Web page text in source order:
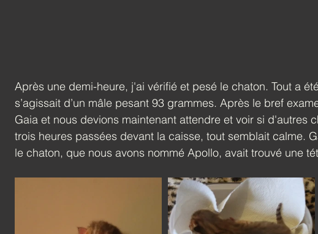
Après une demi-heure, j'ai vérifié et pesé le chaton. Tout a
s’agissait d’un mâle pesant 93 grammes. Après le bref
Gaia et nous devions maintenant attendre et voir si d'autres
trois heures passées devant la caisse, tout semblait calme.
le chaton, que nous avons nommé Apollo, avait trouvé une